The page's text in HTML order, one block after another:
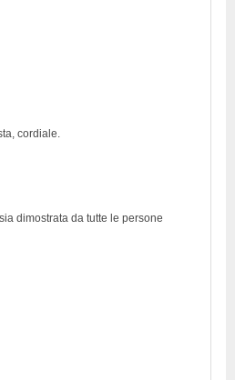
cordiale.
dimostrata da tutte le persone